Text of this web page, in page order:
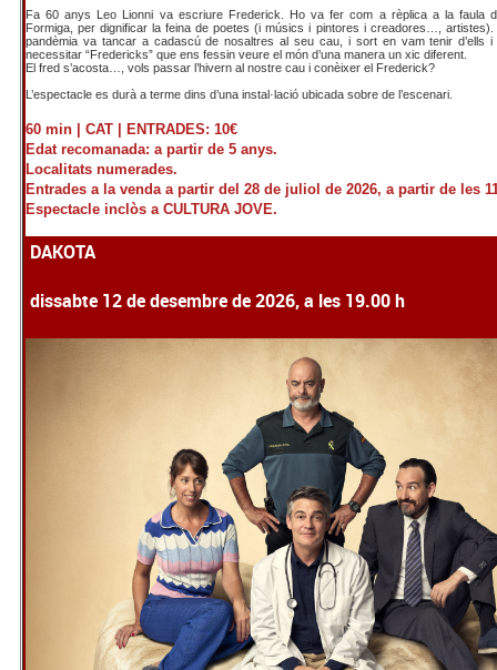
Fa 60 anys Leo Lionni va escriure Frederick. Ho va fer com a rèplica a la faula
Formiga, per dignificar la feina de poetes (i músics i pintores i creadores…,
pandèmia va tancar a cadascú de nosaltres al seu cau, i sort en vam tenir d’ells
necessitar “Fredericks” que ens fessin veure el món d’una manera un xic diferent.
El fred s’acosta…, vols passar l’hivern al nostre cau i conèixer el Frederick?
L’espectacle es durà a terme dins d’una instal·lació ubicada sobre de l’escenari.
60 min | CAT |
ENTRADES: 10€
Edat recomanada: a partir de 5 anys.
Localitats numerades.
Entrades a la venda a partir del 28 de juliol de 2026, a partir de les
Espectacle inclòs a CULTURA JOVE.
DAKOTA
dissabte 12 de desembre de 2026, a les 19.00 h